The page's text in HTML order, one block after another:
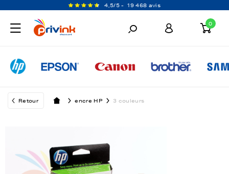
4,5/5 - 19 468 avis
0
Retour encre HP 3 couleurs